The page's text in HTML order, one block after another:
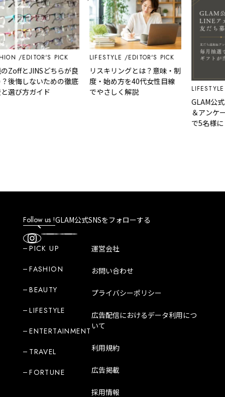
EDITOR'S PICK
とJINSどちらが良
しないための徹底
方ガイド
LIFESTYLE EDITOR'S PICK
リスキリングとは？意味・制
度・始め方を40代女性目線
でやさしく解説
LIFESTYLE
GLAM公式
＆アンケート
で5名様に「
Follow us !GLAM公式SNSをフォローする
PICK UP
FASHION
BEAUTY
LIFESTYLE
ENTERTAINMENT
TRAVEL
FORTUNE
運営会社
お問い合わせ
プライバシーポリシー
広告配信におけるデータ利用につ
いて
利用規約
広告掲載
採用情報